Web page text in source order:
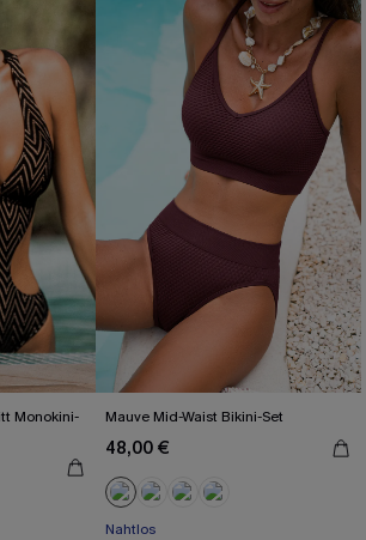
Monokini-
Mauve Mid-Waist Bikini-Set
48,00 €
Nahtlos